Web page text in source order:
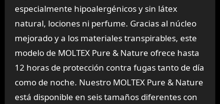
especialmente hipoalergénicos y sin látex
natural, lociones ni perfume. Gracias al núcleo
mejorado y a los materiales transpirables, este
modelo de MOLTEX Pure & Nature ofrece hasta
12 horas de protección contra fugas tanto de día
como de noche. Nuestro MOLTEX Pure & Nature
está disponible en seis tamaños diferentes con